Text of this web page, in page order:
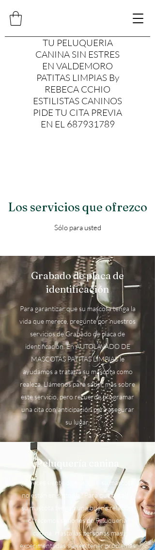
TU PELUQUERIA
CANINA SIN ESTRES
EN VALDEMORO
PATITAS LIMPIAS By
REBECA CCHIO
ESTILISTAS CANINOS
PIDE TU CITA PREVIA
EN EL 687931789
Los servicios que ofrezco
Sólo para usted
Grabado de placa de
identificación
Para garantizar que su mascota tenga la
vida que merece, pregunte por nuestros
servicios de Grabado de placa de
identificación. En AUTOLAVADO DE
MASCOTAS PATITAS LIMPIAS le
ayudamos a tratar a su mascota como
realeza. Llámenos para saber más sobre
este servicio, pero recuerde programar
una cita con anticipación para asegurar
su lugar.
Peluquería canina
¿A veces siente que usted y su mascota
no están en sintonía? Para que usted y
su mascota tengan una buena relación,
ofrecemos sesiones de Peluquería
canina. Hasta las personas más
experimentadas suelen tener problemas